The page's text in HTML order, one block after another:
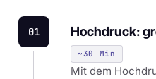
01 Hochdruck:
~30 Min
Mit dem